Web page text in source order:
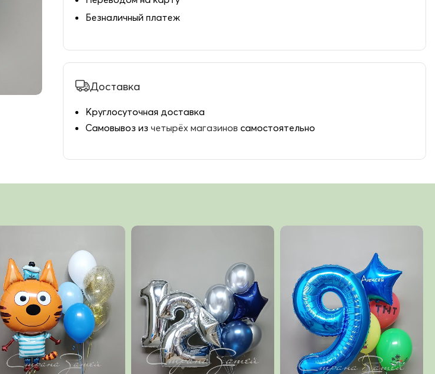
Безналичный платеж
Доставка
Круглосуточная доставка
Самовывоз из четырёх магазинов самостоятельно